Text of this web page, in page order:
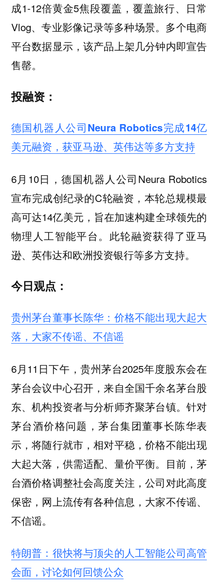
成1-12倍黄金5焦段覆盖，覆盖旅行、日常
Vlog、专业影像记录等多种场景。多个电商
平台数据显示，该产品上架几分钟内即宣告
售罄。
投融资：
德国机器人公司Neura Robotics完成14亿
美元融资，获亚马逊、英伟达等多方支持
6月10日，德国机器人公司Neura Robotics
宣布完成创纪录的C轮融资，本轮总规模最
高可达14亿美元，旨在加速构建全球领先的
物理人工智能平台。此轮融资获得了亚马
逊、英伟达和欧洲投资银行等多方支持。
今日观点：
贵州茅台董事长陈华：价格不能出现大起大
落，大家不传谣、不信谣
6月11日下午，贵州茅台2025年度股东会在
茅台会议中心召开，来自全国千余名茅台股
东、机构投资者与分析师齐聚茅台镇。针对
茅台酒价格问题，茅台集团董事长陈华表
示，将随行就市，相对平稳，价格不能出现
大起大落，供需适配、量价平衡。目前，茅
台酒价格调整社会高度关注，公司对此高度
保密，网上流传有各种信息，大家不传谣、
不信谣。
特朗普：很快将与顶尖的人工智能公司高管
会面，讨论如何回馈公众